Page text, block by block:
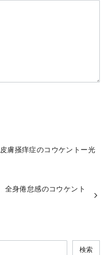
膚掻痒症のコウケントー光
全身倦怠感のコウケント
検索